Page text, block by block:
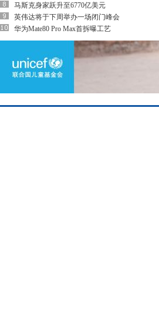
马斯克身家跃升至6770亿美元
英伟达将于下周举办一场闭门峰会
华为Mate80 Pro Max首拆曝工艺